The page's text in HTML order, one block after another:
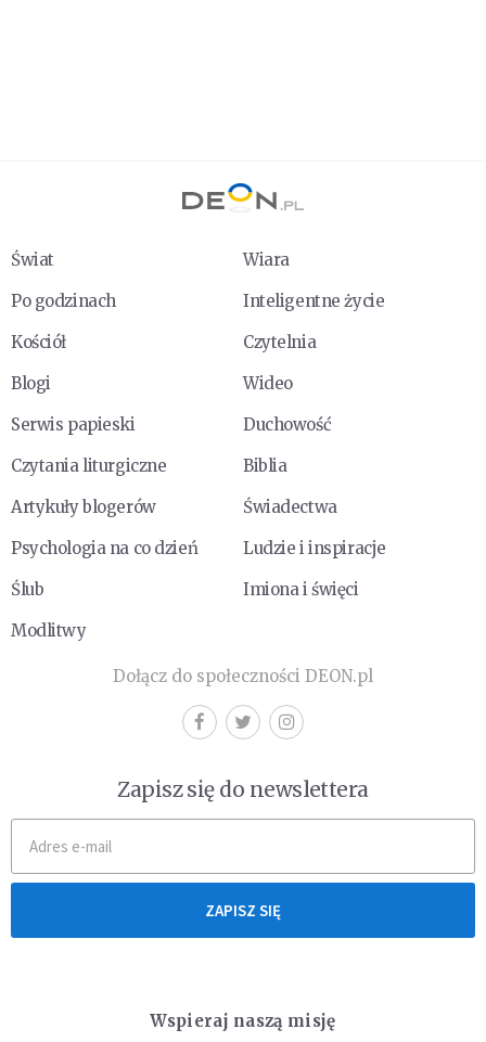
Świat
Wiara
Po godzinach
Inteligentne życie
Kościół
Czytelnia
Blogi
Wideo
Serwis papieski
Duchowość
Czytania liturgiczne
Biblia
Artykuły blogerów
Świadectwa
Psychologia na co dzień
Ludzie i inspiracje
Ślub
Imiona i święci
Modlitwy
Dołącz do społeczności DEON.pl
Zapisz się do newslettera
ZAPISZ SIĘ
Wspieraj naszą misję